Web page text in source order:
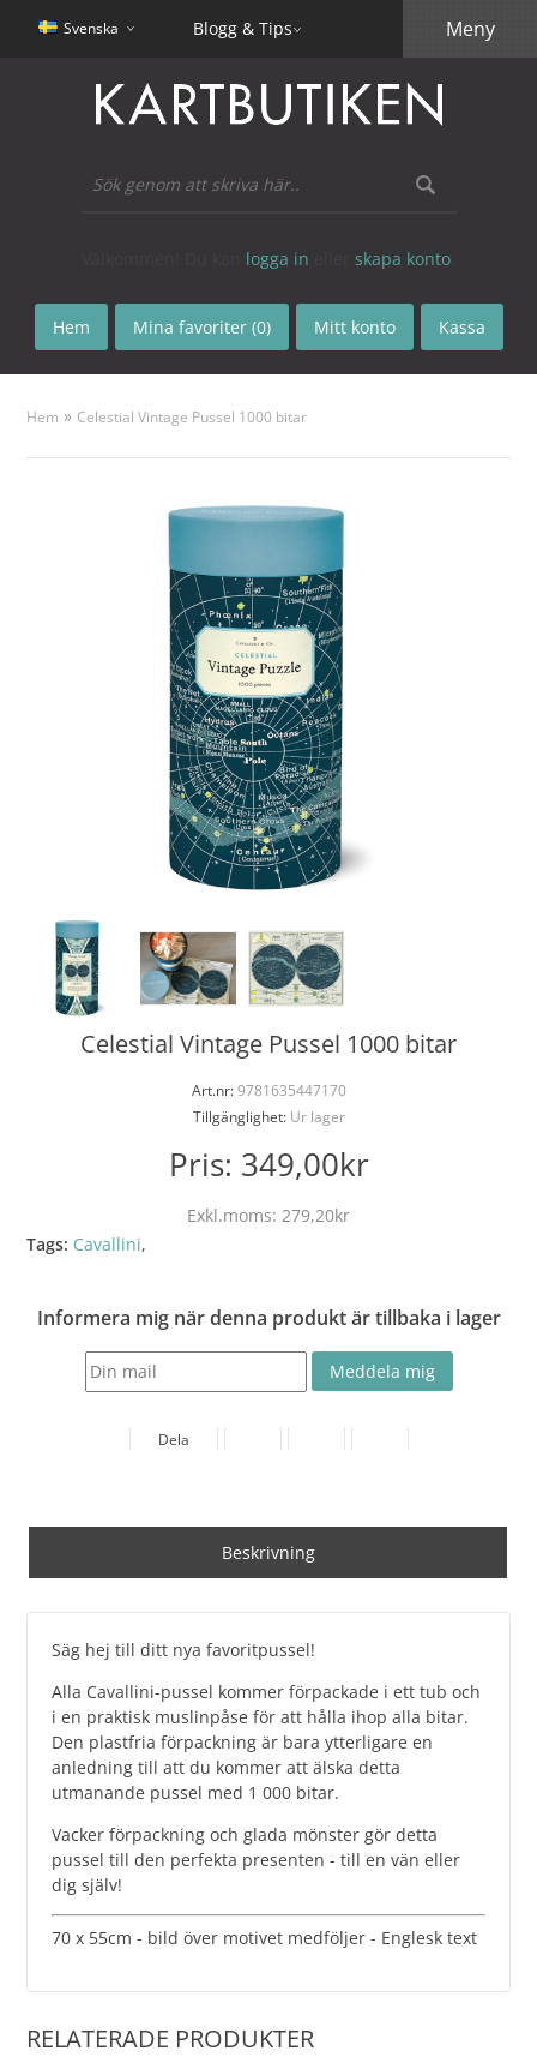
Svenska Blogg & Tips
logga in skapa konto
Hem Mina favoriter (0) Mitt konto Kassa
Meny
Hem » Celestial Vintage Pussel 1000 bitar
Celestial Vintage Pussel 1000 bitar
Art.nr:9781635447170
Tillgänglighet:Ur lager
Pris: 349,00kr
Exkl.moms: 279,20kr
Tags: Cavallini,
Informera mig när denna produkt är tillbaka i lager
Dela
Beskrivning
Säg hej till ditt nya favoritpussel!
Alla Cavallini-pussel kommer förpackade i ett tub och
i en praktisk muslinpåse för att hålla ihop alla bitar.
Den plastfria förpackning är bara ytterligare en
anledning till att du kommer att älska detta
utmanande pussel med 1 000 bitar.
Vacker förpackning och glada mönster gör detta
pussel till den perfekta presenten - till en vän eller
dig själv!
70 x 55cm - bild över motivet medföljer - Englesk text
RELATERADE PRODUKTER